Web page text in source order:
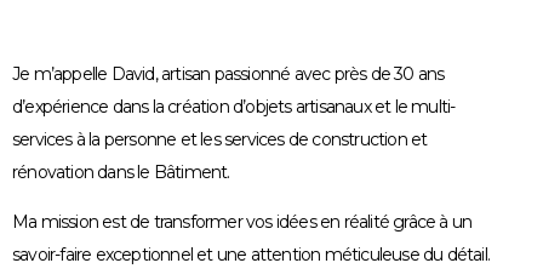
Je m’appelle David, artisan passionné avec près de 30 ans
d’expérience dans la création d’objets artisanaux et le multi-
services à la personne et les services de construction et
rénovation dans le Bâtiment.
Ma mission est de transformer vos idées en réalité grâce à un
savoir-faire exceptionnel et une attention méticuleuse du détail.